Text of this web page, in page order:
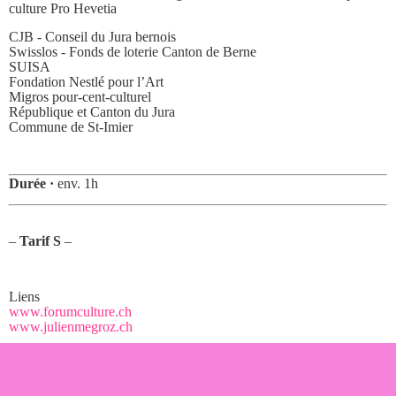
culture Pro Hevetia
CJB - Conseil du Jura bernois
Swisslos - Fonds de loterie Canton de Berne
SUISA
Fondation Nestlé pour l’Art
Migros pour-cent-culturel
République et Canton du Jura
Commune de St-Imier
Durée · env. 1h
– Tarif S–
Liens
www.forumculture.ch
www.julienmegroz.ch